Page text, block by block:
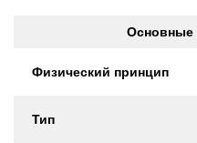
Основные
Физический принцип
Тип